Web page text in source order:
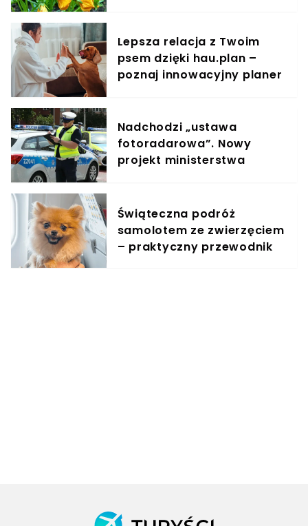
Lepsza relacja z Twoim
psem dzięki hau.plan –
poznaj innowacyjny planer
Nadchodzi „ustawa
fotoradarowa”. Nowy
projekt ministerstwa
Świąteczna podróż
samolotem ze zwierzęciem
– praktyczny przewodnik